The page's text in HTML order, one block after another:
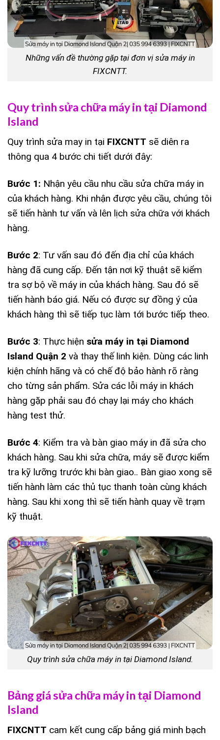
Những vấn đề thường gặp tại đơn vị sửa máy in
FIXCNTT.
Quy trình sửa chữa máy in tại Diamond
Island
Quy trình sửa may in tại FIXCNTT sẽ diên ra
thông qua 4 bước chi tiết dưới đây:
Bước 1: Nhận yêu cầu nhu cầu sửa chữa máy in
của khách hàng. Khi nhận được yêu cầu, chúng tôi
sẽ tiến hành tư vấn và lên lịch sửa chữa với khách
hàng.
Bước 2: Tư vấn sau đó đến địa chỉ của khách
hàng đã cung cấp. Đến tận nơi kỹ thuật sẽ kiểm
tra sợ bộ về máy in của khách hàng. Sau đó sẽ
tiến hành báo giá. Nếu có được sự đồng ý của
khách hàng thì sẽ tiếp tục làm tới bước tiếp theo.
Bước 3: Thực hiện sửa máy in tại Diamond
Island Quận 2 và thay thế linh kiện. Dùng các linh
kiện chính hãng và có chế độ bảo hành rõ ràng
cho từng sản phẩm. Sửa các lỗi máy in khách
hàng gặp phải sau đó chạy lại máy cho khách
hàng test thử.
Bước 4: Kiểm tra và bàn giao máy in đã sửa cho
khách hàng. Sau khi sửa chữa, máy sẽ được kiểm
tra kỹ lưỡng trước khi bàn giao.. Bàn giao xong sẽ
tiến hành làm các thủ tục thanh toàn cùng khách
hàng. Sau khi xong thì sẽ tiến hành quay về trạm
kỹ thuật.
Quy trình sửa chữa máy in tại Diamond Island.
Bảng giá sửa chữa máy in tại Diamond
Island
FIXCNTT cam kết cung cấp bảng giá minh bạch